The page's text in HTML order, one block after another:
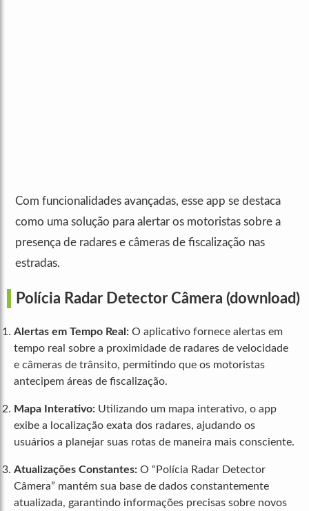
Com funcionalidades avançadas, esse app se destaca
como uma solução para alertar os motoristas sobre a
presença de radares e câmeras de fiscalização nas
estradas.
Polícia Radar Detector Câmera (download)
Alertas em Tempo Real: O aplicativo fornece alertas em
tempo real sobre a proximidade de radares de velocidade
e câmeras de trânsito, permitindo que os motoristas
antecipem áreas de fiscalização.
Mapa Interativo: Utilizando um mapa interativo, o app
exibe a localização exata dos radares, ajudando os
usuários a planejar suas rotas de maneira mais consciente.
Atualizações Constantes: O “Polícia Radar Detector
Câmera” mantém sua base de dados constantemente
atualizada, garantindo informações precisas sobre novos